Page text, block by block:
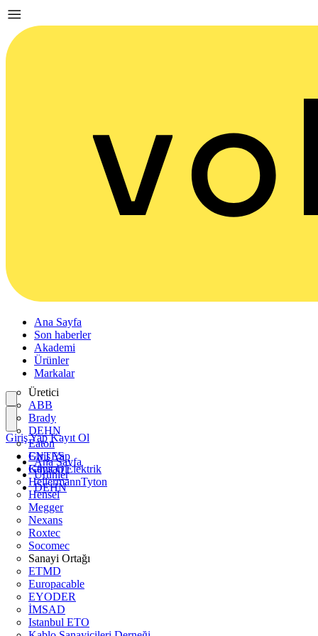
Ana Sayfa
Son haberler
Akademi
Ürünler
Markalar
Üretici
ABB
Brady
DEHN
Eaton
ENTES
Günsan Elektrik
HellermannTyton
Hensel
Megger
Nexans
Roxtec
Socomec
Sanayi Ortağı
ETMD
Europacable
EYODER
İMSAD
Istanbul ETO
Giriş Yap
Kayıt Ol
Giriş Yap Kayıt Ol
Ana Sayfa
Ürünler
DEHN